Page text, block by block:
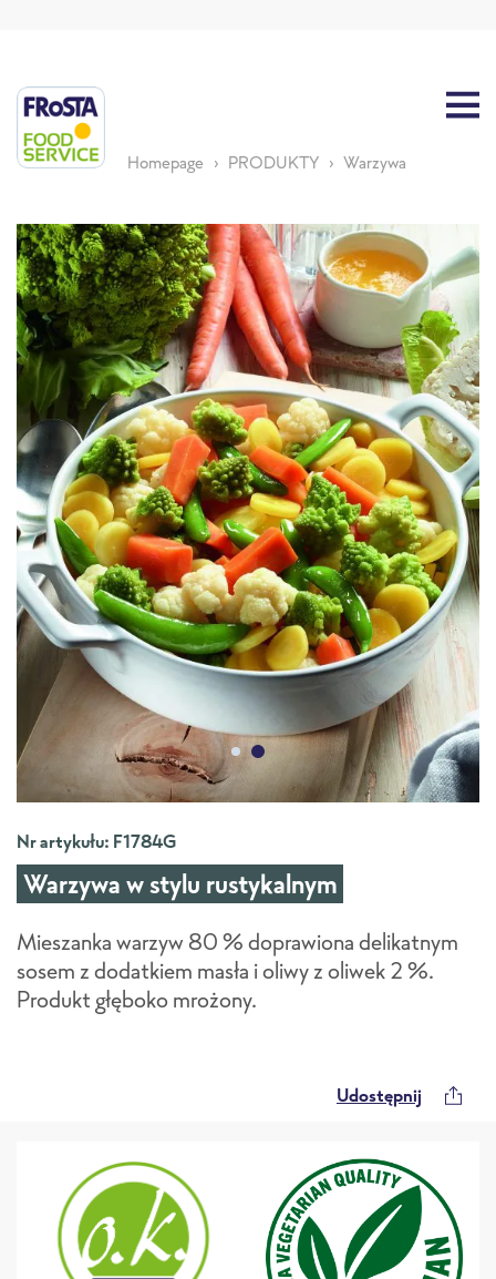
Homepage PRODUKTY Warzywa
Nr artykułu: F1784G
Warzywa w stylu rustykalnym
Mieszanka warzyw 80 % doprawiona delikatnym
sosem z dodatkiem masła i oliwy z oliwek 2 %.
Produkt głęboko mrożony.
Udostępnij